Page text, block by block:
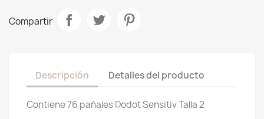
Compartir
Descripción Detalles del producto
Contiene 76 pañales Dodot Sensitiv Talla 2